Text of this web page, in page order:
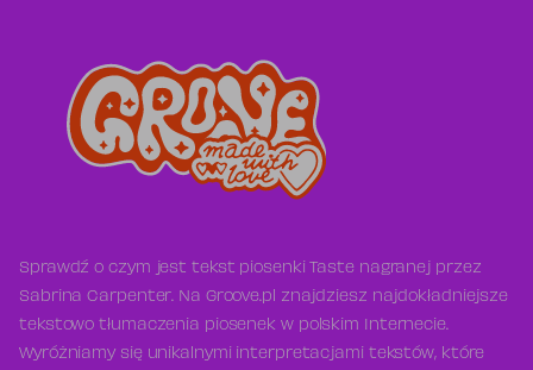
Sprawdź o czym jest tekst piosenki Taste nagranej przez
Sabrina Carpenter. Na Groove.pl znajdziesz najdokładniejsze
tekstowo tłumaczenia piosenek w polskim Internecie.
Wyróżniamy się unikalnymi interpretacjami tekstów, które